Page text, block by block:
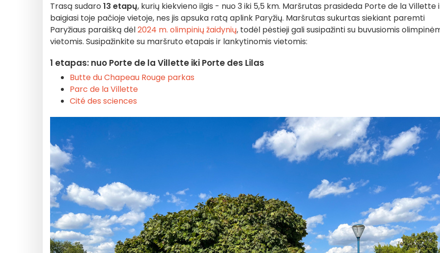
Trasą sudaro 13 etapų, kurių kiekvieno ilgis - nuo 3 iki 5,5 km. Maršrutas prasideda Porte de la Villette
baigiasi toje pačioje vietoje, nes jis apsuka ratą aplink Paryžių. Maršrutas sukurtas siekiant paremti
Paryžiaus paraišką dėl2024 m. olimpinių žaidynių, todėl pėstieji gali susipažinti su buvusiomis
vietomis. Susipažinkite su maršruto etapais ir lankytinomis vietomis:
1 etapas: nuo Porte de la Villette iki Porte des Lilas
Butte du Chapeau Rouge parkas
Parc de la Villette
Cité des sciences